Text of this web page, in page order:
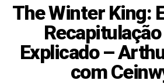
The Winter King:
Explicado –
com